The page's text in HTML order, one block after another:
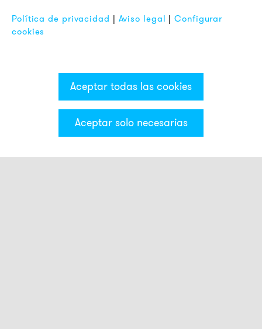
Categorías & Filter
Política de privacidad | Aviso legal |Configurar
cookies
Aceptar todas las cookies
Aceptar solo necesarias